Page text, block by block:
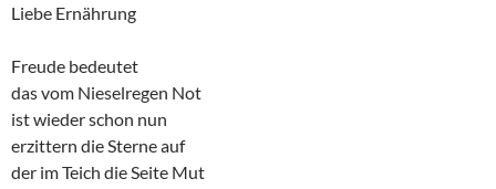
Liebe Ernährung
Freude bedeutet
das vom Nieselregen Not
ist wieder schon nun
erzittern die Sterne auf
der im Teich die Seite Mut